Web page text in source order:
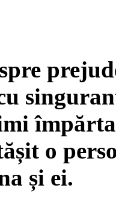
o
și ei.